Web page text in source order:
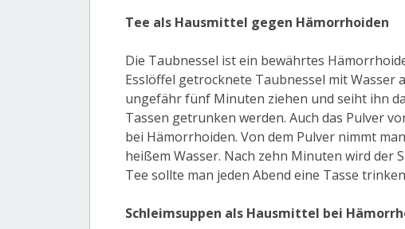
Tee als Hausmittel gegen Hämorrhoiden
Die Taubnessel ist ein bewährtes
Esslöffel getrocknete Taubnessel mit Wasser
ungefähr fünf Minuten ziehen und seiht ihn
Tassen getrunken werden. Auch das Pulver
bei Hämorrhoiden. Von dem Pulver nimmt
heißem Wasser. Nach zehn Minuten wird der
Tee sollte man jeden Abend eine Tasse
Schleimsuppen als Hausmittel bei